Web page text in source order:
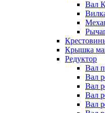
Вал
Крышка
Редуктор
Вал
Вал
Вал
Вал
Вал